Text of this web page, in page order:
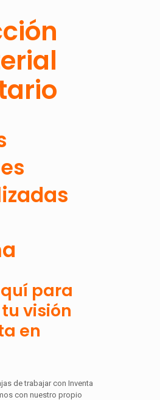
para
visión
en
de trabajar con Inventa
con nuestro propio